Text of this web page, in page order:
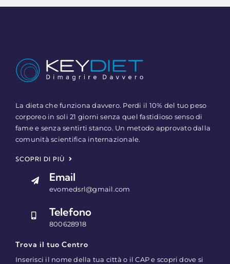
La dieta che funziona davvero. Perdi il 10% del tuo peso
corporeo in soli 21 giorni senza quel fastidioso senso di
fame e senza sentirti stanco. Un metodo approvato dalla
comunità scientifica internazionale.
SCOPRI DI PIÙ
Email
evomedsrl@gmail.com
Telefono
800628918
Trova il tuo Centro
Inserisci il nome della tua città o il CAP e scopri dove si